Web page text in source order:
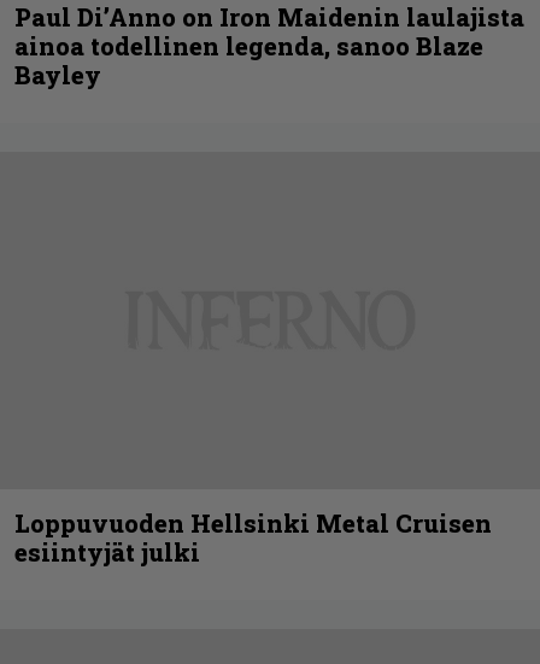
Paul Di’Anno on Iron Maidenin laulajista
ainoa todellinen legenda, sanoo Blaze
Bayley
Loppuvuoden Hellsinki Metal Cruisen
esiintyjät julki